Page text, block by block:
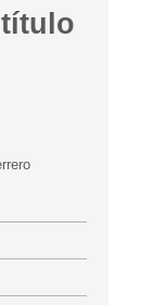
título